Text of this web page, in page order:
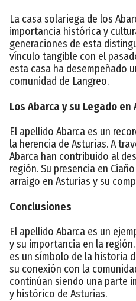
La casa solariega de los
importancia histórica y
generaciones de esta
vínculo tangible con el
esta casa ha desempeñado
comunidad de Langreo.
Los Abarca y su Legado en
El apellido Abarca es un
la herencia de Asturias. A
Abarca han contribuido al
región. Su presencia en
arraigo en Asturias y su
Conclusiones
El apellido Abarca es un
y su importancia en la
es un símbolo de la historia
su conexión con la
continúan siendo una parte
y histórico de Asturias.